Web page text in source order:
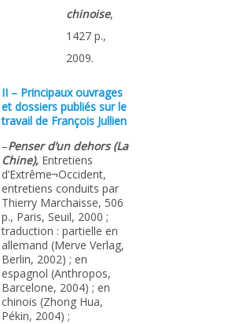
chinoise,
1427 p.,
2009.
II – Principaux ouvrages
et dossiers publiés sur le
travail de François Jullien
–Penser d’un dehors (La
Chine), Entretiens
d’Extrême¬Occident,
entretiens conduits par
Thierry Marchaisse, 506
p., Paris, Seuil, 2000 ;
traduction : partielle en
allemand (Merve Verlag,
Berlin, 2002) ; en
espagnol (Anthropos,
Barcelone, 2004) ; en
chinois (Zhong Hua,
Pékin, 2004) ;